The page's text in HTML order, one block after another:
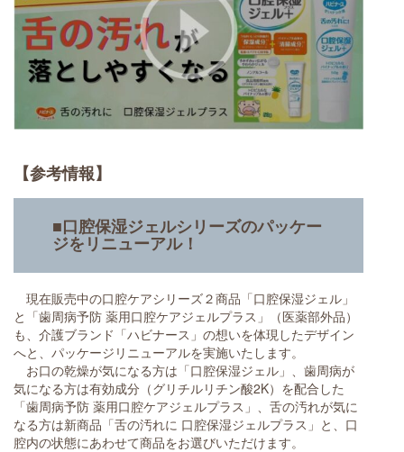
【参考情報】
■口腔保湿ジェルシリーズのパッケー
ジをリニューアル！
現在販売中の口腔ケアシリーズ２商品「口腔保湿ジェル」
と「歯周病予防 薬用口腔ケアジェルプラス」（医薬部外品）
も、介護ブランド「ハビナース」の想いを体現したデザイン
へと、パッケージリニューアルを実施いたします。
お口の乾燥が気になる方は「口腔保湿ジェル」、歯周病が
気になる方は有効成分（グリチルリチン酸2K）を配合した
「歯周病予防 薬用口腔ケアジェルプラス」、舌の汚れが気に
なる方は新商品「舌の汚れに 口腔保湿ジェルプラス」と、口
腔内の状態にあわせて商品をお選びいただけます。